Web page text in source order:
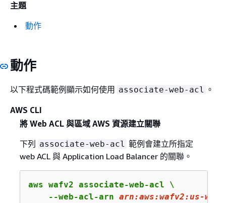
主題
動作
動作
以下程式碼範例顯示如何使用 associate-web-acl 。
AWS CLI
將 Web ACL 與區域 AWS 資源建立關聯
下列 associate-web-acl 範例會建立所指定
web ACL 與 Application Load Balancer 的關聯。
aws wafv2 associate-web-acl \
    --web-acl-arn
arn:aws:wafv2:us-